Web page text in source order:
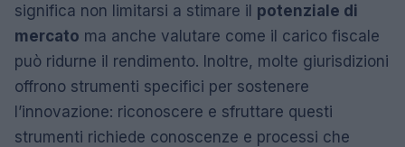
significa non limitarsi a stimare il potenziale di
mercato ma anche valutare come il carico fiscale
può ridurne il rendimento. Inoltre, molte giurisdizioni
offrono strumenti specifici per sostenere
l’innovazione: riconoscere e sfruttare questi
strumenti richiede conoscenze e processi che